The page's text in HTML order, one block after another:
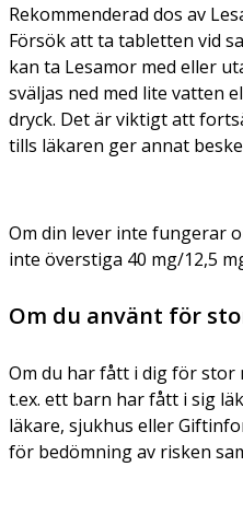
Rekommenderad dos av
Försök att ta tabletten vid
kan ta Lesamor med eller
sväljas ned med lite vatten
dryck. Det är viktigt att
tills läkaren ger annat
Om din lever inte fungerar
inte överstiga 40 mg/12,5
Om du använt för
Om du har fått i dig för stor
t.ex. ett barn har fått i sig
läkare, sjukhus eller
för bedömning av risken